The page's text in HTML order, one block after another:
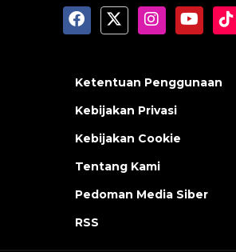
Ketentuan Penggunaan
Kebijakan Privasi
Kebijakan Cookie
Tentang Kami
Pedoman Media Siber
RSS